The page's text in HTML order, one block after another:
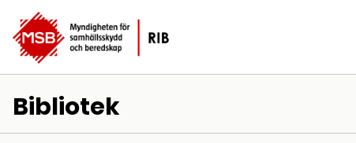
Bibliotek